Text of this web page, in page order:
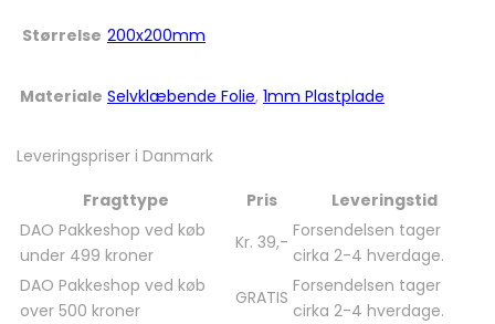
Størrelse 200x200mm
Materiale Selvklæbende Folie, 1mm Plastplade
Leveringspriser i Danmark
Fragttype
Pris
Leveringstid
DAO Pakkeshop ved køb
under 499 kroner
Kr. 39,-
Forsendelsen tager
cirka 2-4 hverdage.
DAO Pakkeshop ved køb
over 500 kroner
GRATIS
Forsendelsen tager
cirka 2-4 hverdage.